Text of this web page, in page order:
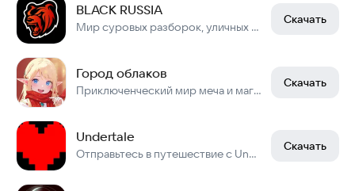
BLACK RUSSIA
Мир суровых разборок, уличных гонок и заработка миллионов в криминальной России
Скачать
Город облаков
Приключенческий мир меча и магии!
Скачать
Undertale
Отправьтесь в путешествие с Undertale: история о монстрах и морали.
Скачать